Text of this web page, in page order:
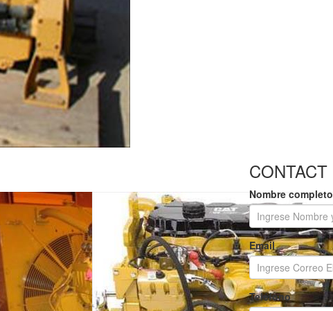
CONTACT
Nombre completo
Email
Teléfono